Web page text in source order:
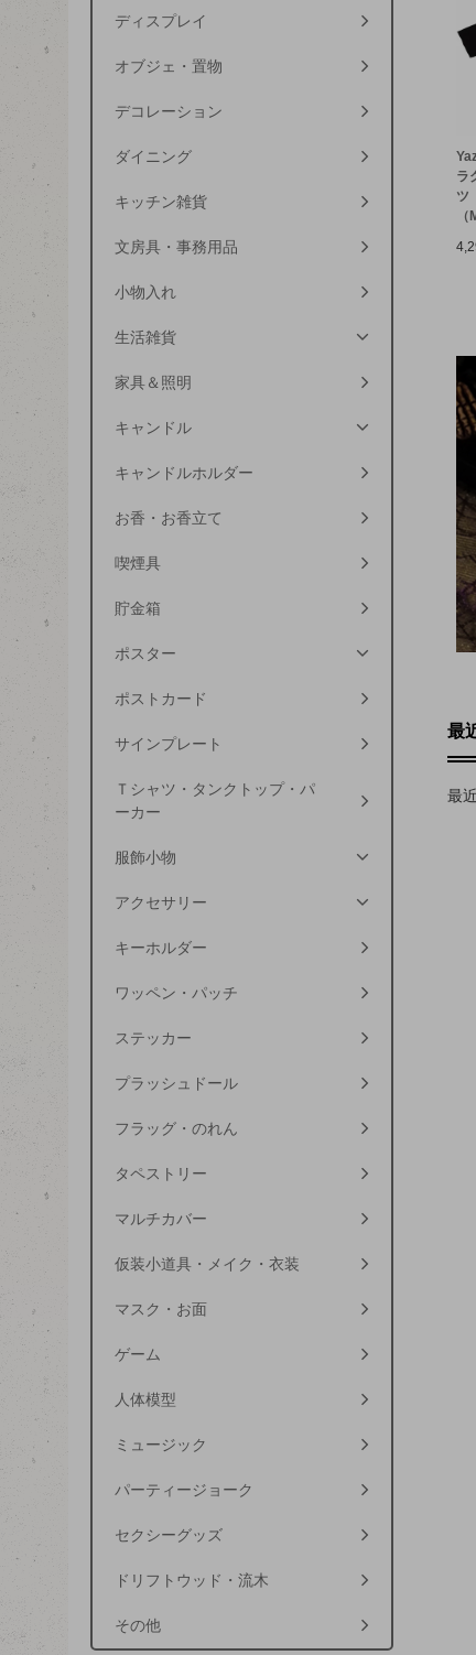
ラ
ツ
（
最
最
ディスプレイ
オブジェ・置物
デコレーション
ダイニング
キッチン雑貨
文房具・事務用品
小物入れ
生活雑貨
家具＆照明
キャンドル
キャンドルホルダー
お香・お香立て
喫煙具
貯金箱
ポスター
ポストカード
サインプレート
Ｔシャツ・タンクトップ・パ
ーカー
服飾小物
アクセサリー
キーホルダー
ワッペン・パッチ
ステッカー
プラッシュドール
フラッグ・のれん
タペストリー
マルチカバー
仮装小道具・メイク・衣装
マスク・お面
ゲーム
人体模型
ミュージック
パーティージョーク
セクシーグッズ
ドリフトウッド・流木
その他